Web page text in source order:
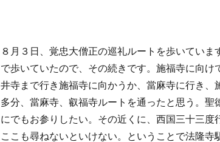
８月３日、覚忠大僧正の巡礼ルートを歩いていま
で歩いていたので、その続きです。施福寺に向け
井寺まで行き施福寺に向かうか、當麻寺に行き、
多分、當麻寺、叡福寺ルートを通ったと思う。聖
にでもお参りしたい。その近くに、西国三十三度
ここも尋ねないといけない。ということで法隆寺